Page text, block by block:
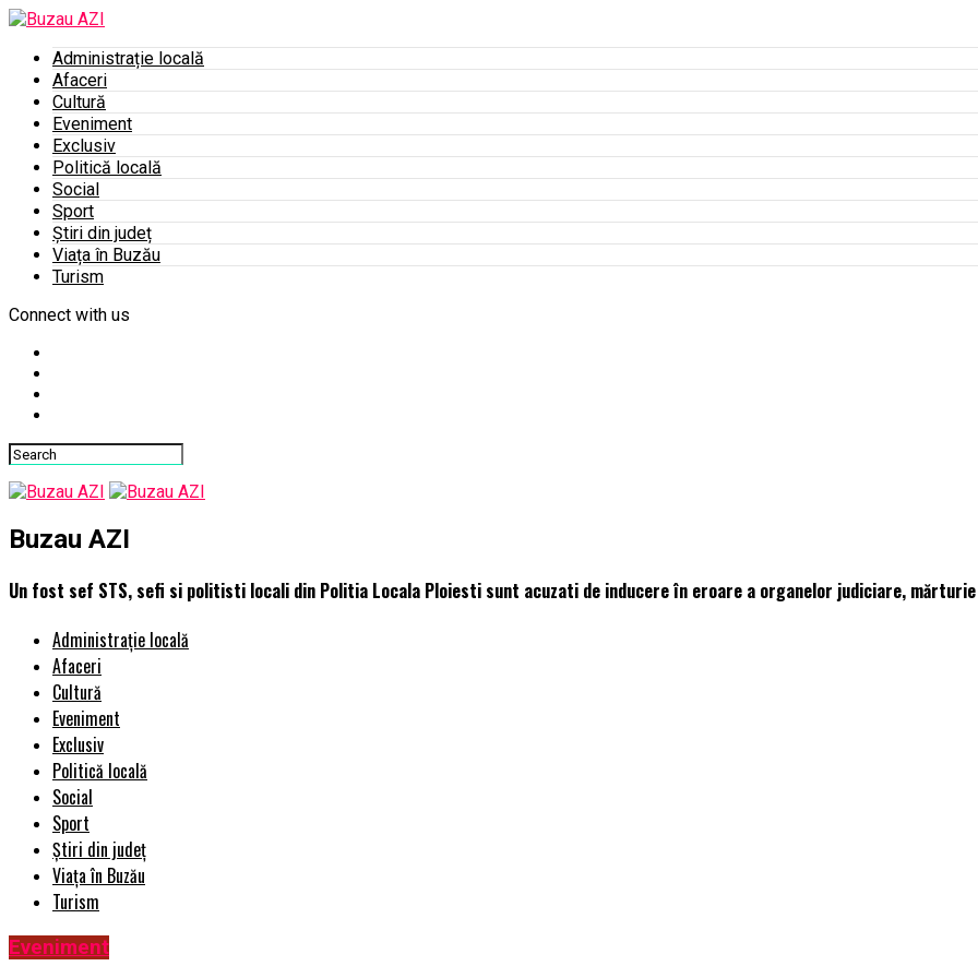
Administrație locală
Afaceri
Cultură
Eveniment
Exclusiv
Politică locală
Social
Sport
Știri din județ
Viața în Buzău
Turism
Connect with us
Buzau AZI
Un fost sef STS, sefi si politisti locali din Politia Locala Ploiesti sunt acuzati de inducere în eroare a organelor judiciare, mărturie
Administrație locală
Afaceri
Cultură
Eveniment
Exclusiv
Politică locală
Social
Sport
Știri din județ
Viața în Buzău
Turism
Eveniment